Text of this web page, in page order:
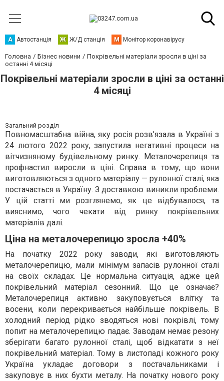
А Автостанція Ж Ж/Д станція М Монітор коронавірусу
Головна Бізнес новини
Покрівельні матеріали зросли в ціні за
останні 4 місяці
Покрівельні матеріали зросли в ціні за останні
4 місяці
Загальний розділ
Повномасштабна війна, яку росія розв’язала в Україні з
24 лютого 2022 року, запустила негативні процеси на
вітчизняному будівельному ринку. Металочерепиця та
профнастил виросли в ціні. Справа в тому, що вони
виготовляються з одного матеріалу — рулонної сталі, яка
постачається в Україну. З доставкою виникли проблеми.
У цій статті ми розглянемо, як це відбувалося, та
вияснимо, чого чекати від ринку покрівельних
матеріалів далі.
Ціна на металочерепицю зросла +40%
На початку 2022 року заводи, які виготовляють
металочерепицю, мали мінімум запасів рулонної сталі
на своїх складах. Це нормальна ситуація, адже цей
покрівельний матеріал сезонний. Що це означає?
Металочерепиця активно закуповується влітку та
восени, коли перекривається найбільше покрівель. В
холодний період рідко зводяться нові покрівлі, тому
попит на металочерепицю падає. Заводам немає резону
зберігати багато рулонної сталі, щоб відкатати з неї
покрівельний матеріал. Тому в листопаді кожного року
Україна укладає договори з постачальниками і
закуповує в них бухти металу. На початку нового року